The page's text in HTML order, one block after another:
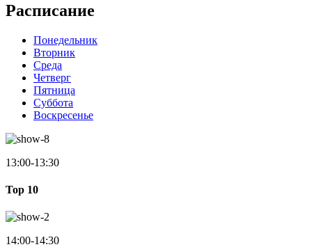
Расписание
Понедельник
Вторник
Среда
Четверг
Пятница
Суббота
Воскресенье
13:00-13:30
Top 10
14:00-14:30